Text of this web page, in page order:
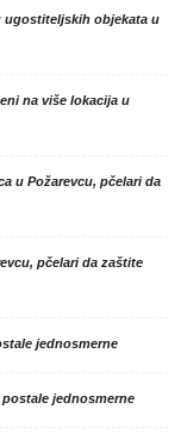
ugostiteljskih objekata u
na više lokacija u
u Požarevcu, pčelari da
pčelari da zaštite
jednosmerne
jednosmerne